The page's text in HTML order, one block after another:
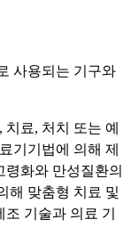
사용되는 기구와
료, 처치 또는 예
기기법에 의해 제
화와 만성질환의
해 맞춤형 치료 및
기술과 의료 기